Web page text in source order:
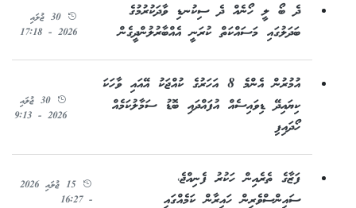
ދެ ބޯ ލީ ހޯނެއް ދެ ސިކުނޑި ވާދަކުރުމުގެ
ބަދަލުގައި މަސައްކަތް ކުރަނީ އެއްބާރުލުންދީގެން
30 ޖުލައި
2026 - 17:18
އުމުރުން އެންމެ 8 އަހަރުގެ ކުއްޖަކު އޭއައި ވާހަކަ
ކިޔައިދޭ ޑިވައިސެއް އުފައްދައި ބޮޑު ސަމާލުކަމެއް
ހޯދައިފި
30 ޖުލައި
2026 - 9:13
ފަޒާގެ ތެރެއިން ހަކުރު ފެނިއްޖެ،
ސައިންސްވެރިން ހައިރާން ކަމެއްގައި
15 ޖުލައި 2026
- 16:27